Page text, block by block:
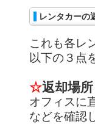
レンタカーの
これも各レ
以下の３点
☆返却場所
オフィスに
などを確認